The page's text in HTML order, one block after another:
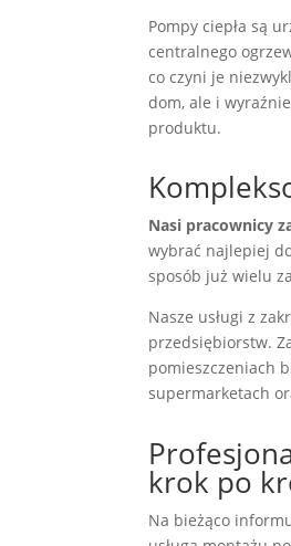
Pompy ciepła są
centralnego
co czyni je
dom, ale i
produktu.
Nasi pracownicy
wybrać najlepiej
sposób już wielu
Nasze usługi z
przedsiębiorstw.
pomieszczeniach
supermarketach
krok po
Na bieżąco